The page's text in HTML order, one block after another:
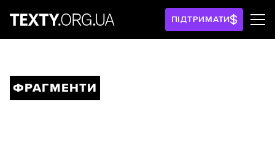
ПІДТРИМАТИ
ФРАГМЕНТИ